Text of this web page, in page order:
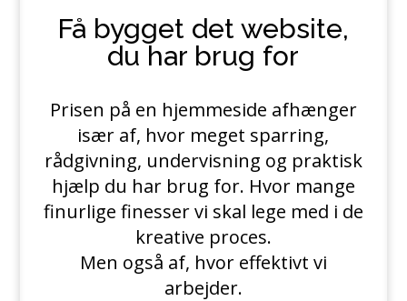
Få bygget det website,
du har brug for
Prisen på en hjemmeside afhænger
især af, hvor meget sparring,
rådgivning, undervisning og praktisk
hjælp du har brug for. Hvor mange
finurlige finesser vi skal lege med i de
kreative proces.
Men også af, hvor effektivt vi
arbejder.